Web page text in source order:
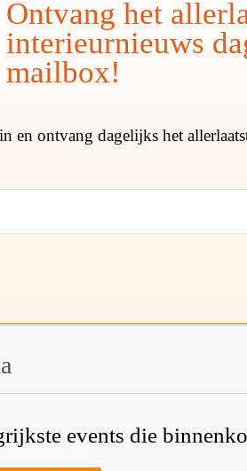
Ontvang het
interieurnieuws
mailbox!
en ontvang dagelijks het
events die